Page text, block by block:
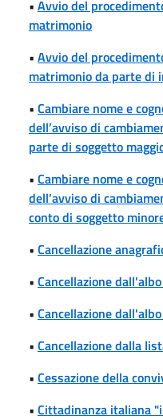
• Avvio del
matrimonio
• Avvio del
matrimonio da parte di
• Cambiare nome e
dell’avviso di
parte di soggetto
• Cambiare nome e
dell’avviso di
conto di soggetto
• Cancellazione
• Cancellazione
• Cancellazione
• Cancellazione dalla
• Cessazione della
• Cittadinanza italiana